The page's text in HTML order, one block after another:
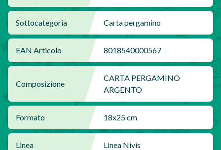
Sottocategoria Carta pergamino
EAN Articolo 8018540000567
Composizione
CARTA PERGAMINO
ARGENTO
Formato 18x25 cm
Linea Linea Nivis